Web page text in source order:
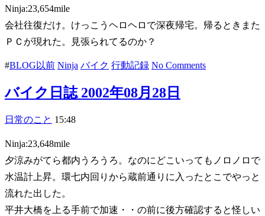
Ninja:23,654mile
会社往復だけ。けっこうヘロヘロで深夜帰宅。帰るときまた
ＰＣが現れた。見張られてるのか？
#BLOG以前 Ninja バイク 行動記録 No Comments
バイク日誌 2002年08月28日
日常のこと 15:48
Ninja:23,648mile
夕涼みがてら都内うろうろ。なのにどこいってもノロノロで
水温計上昇。環七内回りから蔵前通りに入ったとこでやっと
流れた出した。
平井大橋を上る手前で加速・・の前に後方確認すると怪しい